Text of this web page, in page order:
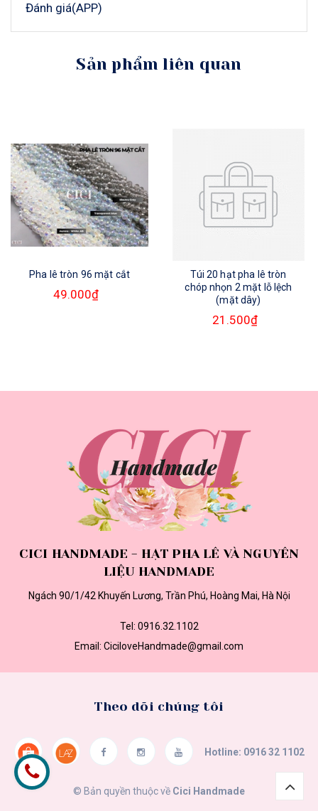
Đánh giá(APP)
Sản phẩm liên quan
Pha lê tròn 96 mặt cắt
49.000₫
Túi 20 hạt pha lê tròn
chóp nhọn 2 mặt lỗ lệch
(mặt dây)
21.500₫
CICI HANDMADE - HẠT PHA LÊ VÀ NGUYÊN
LIỆU HANDMADE
Ngách 90/1/42 Khuyến Lương, Trần Phú, Hoàng Mai, Hà Nội
Tel: 0916.32.1102
Email: CiciloveHandmade@gmail.com
Theo dõi chúng tôi
Hotline: 0916 32 1102
© Bản quyền thuộc về Cici Handmade